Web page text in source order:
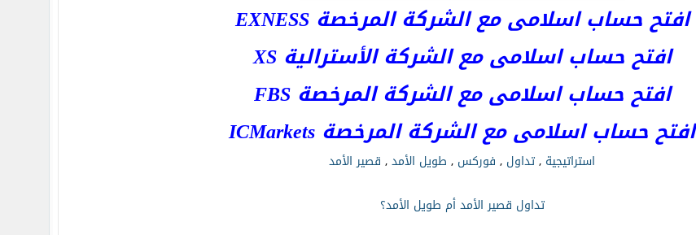
افتح حساب اسلامى مع الشركة المرخصة EXNESS
افتح حساب اسلامى مع الشركة الأسترالية XS
افتح حساب اسلامى مع الشركة المرخصة FBS
افتح حساب اسلامى مع الشركة المرخصة ICMarkets
استراتيجية ,تداول , فوركس , طويل الأمد, قصير الأمد
تداول قصير الأمد أم طويل الأمد؟